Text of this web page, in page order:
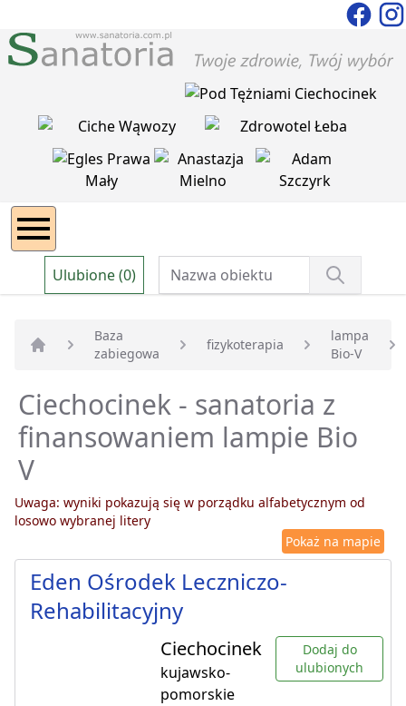
Ulubione (0)
Strona główna
Baza
zabiegowa
fizykoterapia
lampa
Bio-V
Ciechocinek - sanatoria z
finansowaniem lampie Bio
V
Uwaga: wyniki pokazują się w porządku alfabetycznym od
losowo wybranej litery
Pokaż na mapie
Eden Ośrodek Leczniczo-
Rehabilitacyjny
Ciechocinek
kujawsko-
pomorskie
Dodaj do
ulubionych